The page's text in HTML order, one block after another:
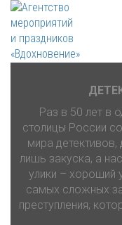
Раз в 50 лет в
столицы России
мира
лишь закуска, а
улики – хороший
самых сложных
преступления,